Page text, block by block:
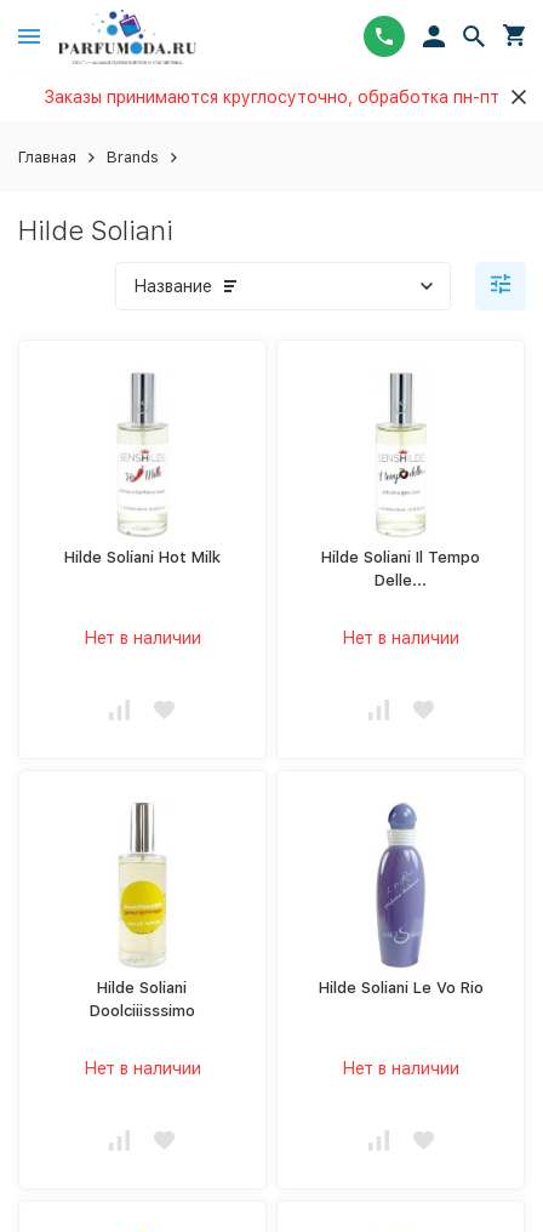
Заказы принимаются круглосуточно, обработка пн-пт
Главная Brands
Hilde Soliani
Название
Hilde Soliani Hot Milk
Нет в наличии
Hilde Soliani Il Tempo
Delle...
Нет в наличии
Hilde Soliani
Doolciiisssimo
Нет в наличии
Hilde Soliani Le Vo Rio
Нет в наличии